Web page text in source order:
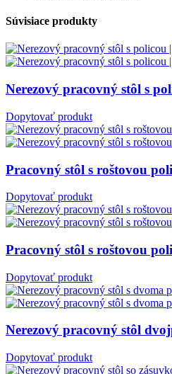
Súvisiace produkty
Nerezový pracovný stôl s
Dopytovať produkt
Pracovný stôl s roštovou
Dopytovať produkt
Pracovný stôl s roštovou
Dopytovať produkt
Nerezový pracovný stôl
Dopytovať produkt